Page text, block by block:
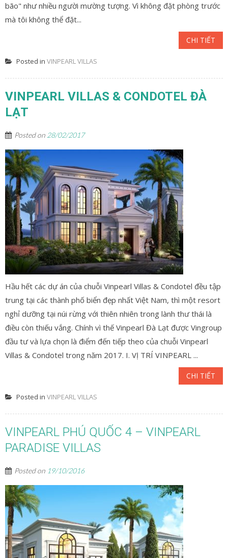
bão" như nhiều người mường tượng. Vì không đặt phòng trước
mà tôi không thể đặt...
CHI TIẾT
Posted in VINPEARL VILLAS
VINPEARL VILLAS & CONDOTEL ĐÀ
LẠT
Posted on 28/02/2017
Hầu hết các dự án của chuỗi Vinpearl Villas & Condotel đều tập
trung tại các thành phố biển đẹp nhất Việt Nam, thì một resort
nghỉ dưỡng tại núi rừng với thiên nhiên trong lành thư thái là
điều còn thiếu vắng. Chính vì thế Vinpearl Đà Lạt được Vingroup
đầu tư và lựa chọn là điểm đến tiếp theo của chuỗi Vinpearl
Villas & Condotel trong năm 2017. I. VỊ TRÍ VINPEARL ...
CHI TIẾT
Posted in VINPEARL VILLAS
VINPEARL PHÚ QUỐC 4 – VINPEARL
PARADISE VILLAS
Posted on 19/10/2016